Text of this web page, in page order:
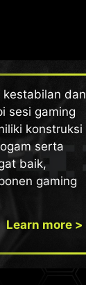
kestabilan dan
sesi gaming
konstruksi
serta
baik,
gaming
Learn more >